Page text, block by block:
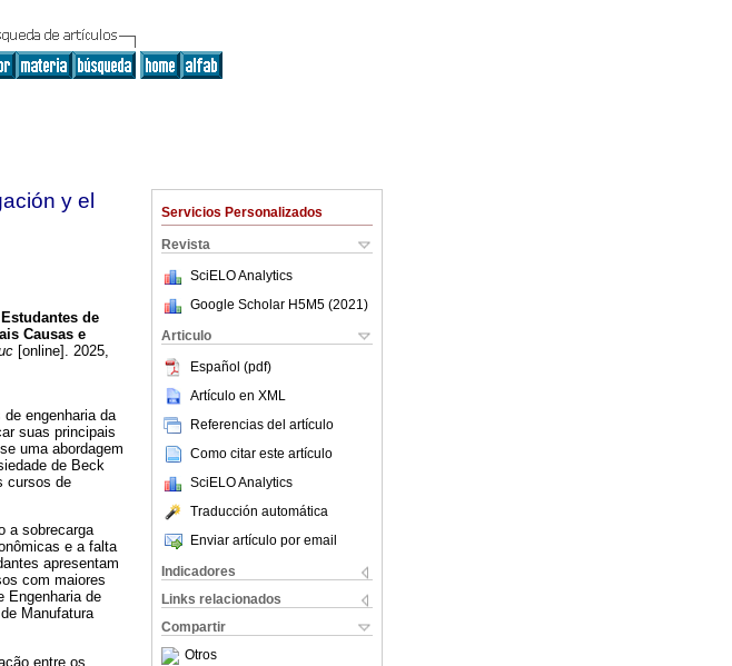
Servicios Personalizados
Revista
SciELO Analytics
Google Scholar H5M5 (2021 )
Articulo
Español (pdf)
Artículo en XML
Referencias del artículo
Como citar este artículo
SciELO Analytics
Traducción automática
Enviar artículo por email
Indicadores
Links relacionados
Compartir
Otros
y el
de
Causas e
[online]. 2025,
engenharia da
suas principais
uma abordagem
de Beck
cursos de
a sobrecarga
e a falta
apresentam
com maiores
Engenharia de
Manufatura
entre os